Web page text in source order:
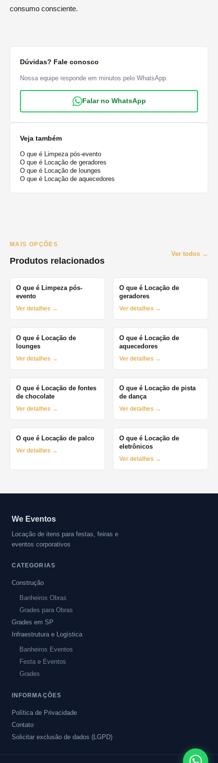
consumo consciente.
Dúvidas? Fale conosco
Nossa equipe responde em minutos pelo WhatsApp.
Falar no WhatsApp
Veja também
O que é Limpeza pós-evento
O que é Locação de geradores
O que é Locação de lounges
O que é Locação de aquecedores
MAIS OPÇÕES
Produtos relacionados
Ver todos →
O que é Limpeza pós-
evento
Ver detalhes →
O que é Locação de
geradores
Ver detalhes →
O que é Locação de
lounges
Ver detalhes →
O que é Locação de
aquecedores
Ver detalhes →
O que é Locação de fontes
de chocolate
Ver detalhes →
O que é Locação de pista
de dança
Ver detalhes →
O que é Locação de palco
Ver detalhes →
O que é Locação de
eletrônicos
Ver detalhes →
We Eventos
Locação de itens para festas, feiras e
eventos corporativos
CATEGORIAS
Construção
Banheiros Obras
Grades para Obras
Grades em SP
Infraestrutura e Logística
Banheiros Eventos
Festa e Eventos
Grades
INFORMAÇÕES
Política de Privacidade
Contato
Solicitar exclusão de dados (LGPD)